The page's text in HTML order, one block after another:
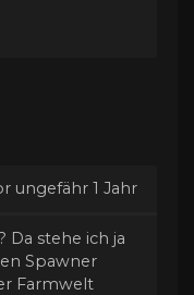
ungefähr 1 Jahr
Da stehe ich ja
Spawner
Farmwelt